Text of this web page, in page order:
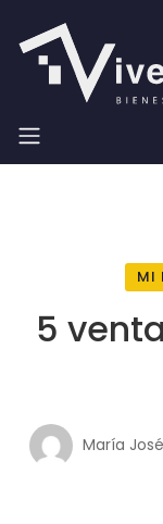
MI
5
María